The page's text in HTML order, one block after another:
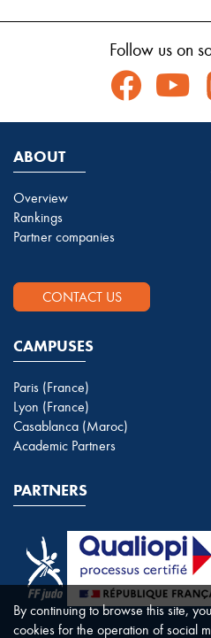
Follow us on
ABOUT
Overview
Rankings
Partner companies
CONTACT US
CAMPUSES
Paris (France)
Lyon (France)
Casablanca (Maroc)
Academic Partners
PARTNERS
By continuing to browse this site,
cookies for the operation of social